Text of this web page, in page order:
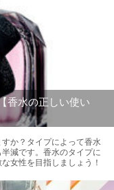
香水の正しい使い
か？タイプによって香水
減です。香水のタイプに
女性を目指しましょう！